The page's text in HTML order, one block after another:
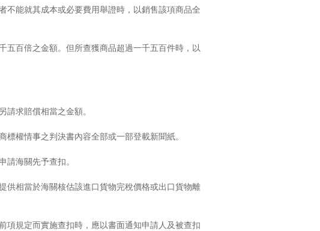
不能就其成本或必要費用舉證時，以銷售該項商品全
五百倍之金額。但所查獲商品超過一千五百件時，以
之。
求賠償相當之金額。
權情事之判決書內容全部或一部登載新聞紙。
請海關先予查扣。
供相當於海關核估該進口貨物完稅價格或出口貨物離
項規定而實施查扣時，應以書面通知申請人及被查扣